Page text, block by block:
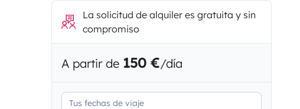
La solicitud de alquiler es gratuita y sin
compromiso
A partir de 150 €/día
Tus fechas de viaje